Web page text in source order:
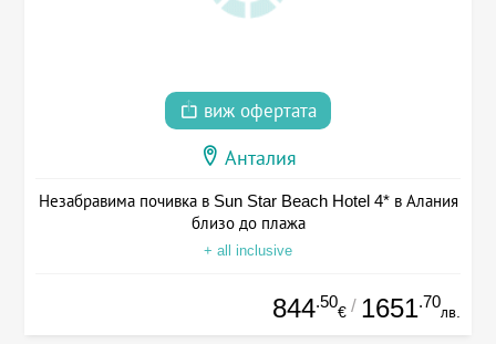
виж офертата
Анталия
Незабравима почивка в Sun Star Beach Hotel 4* в Алания
близо до плажа
+ all inclusive
844.50
€ / 1651.70
лв.